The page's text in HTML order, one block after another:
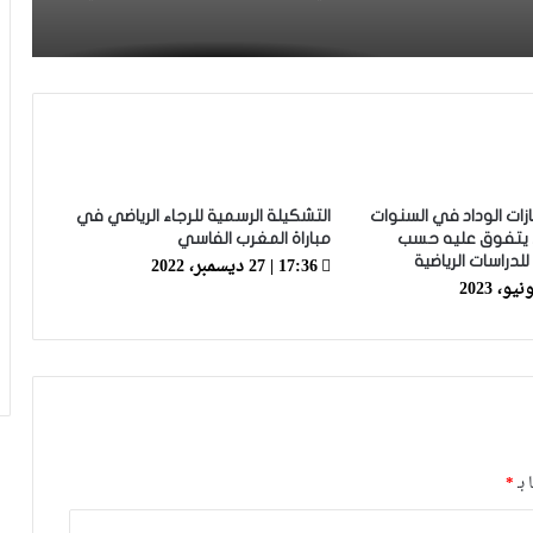
بجناح فاخر بـ4 ملايين لليلة… ونهاية
وإن شاء الله غادي نكونوا واجدين في
المونديال
نركزوا باش نعاونوا المنتخب
فيديو.. حلحال: فخور أني مع المنتخب
الوداد في السنوات
يتفوق عليه حسب
الرياضية
التشكيلة الرسمية للرجاء الرياضي في
مباراة المغرب الفاسي
17:36 | 27 ديسمبر، 2022
*